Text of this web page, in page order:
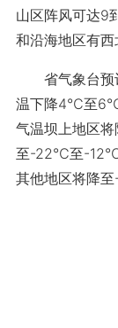
山区阵风可达9
和沿海地区有西
省气象台预
温下降4℃至
气温坝上地区
至-22℃至-12℃
其他地区将降